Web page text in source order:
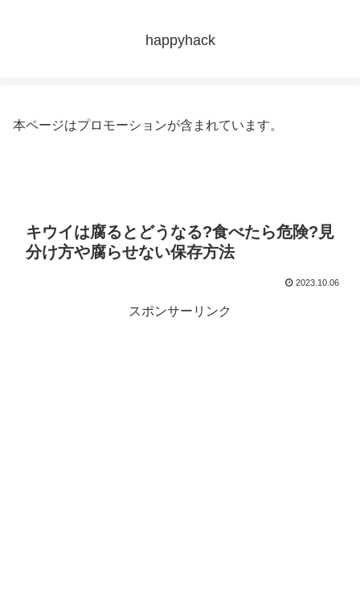
happyhack
本ページはプロモーションが含まれています。
キウイは腐るとどうなる?食べたら危険?見
分け方や腐らせない保存方法
2023.10.06
スポンサーリンク